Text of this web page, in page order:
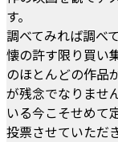
す。
調べてみれば調べ
懐の許す限り買い
のほとんどの作品
が残念でなりませ
いる今こそせめて
投票させていただ